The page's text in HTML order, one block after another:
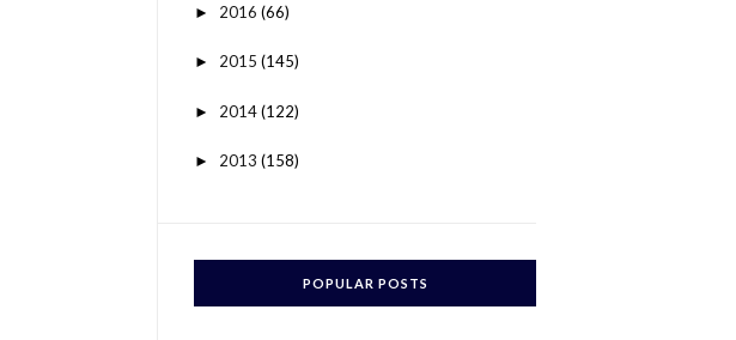
► 2016(66)
► 2015(145)
► 2014(122)
► 2013(158)
POPULAR POSTS